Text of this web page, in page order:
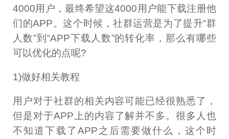
4000用户，最终希望这4000用户能下载注册他
们的APP。这个时候，社群运营是为了提升“群
人数”到“APP下载人数”的转化率，那么有哪些
可以优化的点呢?
1)做好相关教程
用户对于社群的相关内容可能已经很熟悉了，
但是对于APP上的内容了解并不多。很多人也
不知道下载了APP之后需要做什么，这个时